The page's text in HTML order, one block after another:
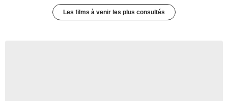
Les films à venir les plus consultés